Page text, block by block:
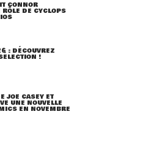
CONNOR
DE CYCLOPS
: DÉCOUVREZ
!
JOE CASEY ET
UNE NOUVELLE
EN NOVEMBRE